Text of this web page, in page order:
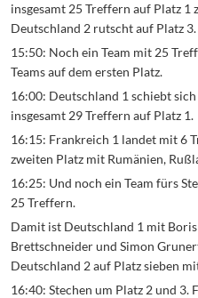
insgesamt 25 Treffern auf Platz 1
Deutschland 2 rutscht auf Platz 3.
15:50: Noch ein Team mit 25
Teams auf dem ersten Platz.
16:00: Deutschland 1 schiebt
insgesamt 29 Treffern auf Platz 1.
16:15: Frankreich 1 landet mit 6
zweiten Platz mit Rumänien,
16:25: Und noch ein Team fürs
25 Treffern.
Damit ist Deutschland 1 mit
Brettschneider und Simon
Deutschland 2 auf Platz sieben
16:40: Stechen um Platz 2 und 3.